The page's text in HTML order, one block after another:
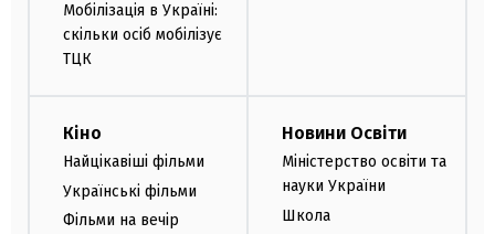
Мобілізація в Україні:
скільки осіб мобілізує
ТЦК
Кіно
Найцікавіші фільми
Українські фільми
Фільми на вечір
Новини Освіти
Міністерство освіти та
науки України
Школа